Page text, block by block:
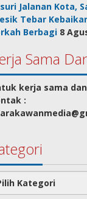
Jalanan Kota,
Tebar
Berbagi 8
Sama
kerja sama
: